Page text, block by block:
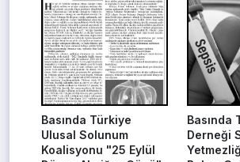
Basında Türkiye
Ulusal Solunum
Koalisyonu "25 Eylül
Basında
Derneği